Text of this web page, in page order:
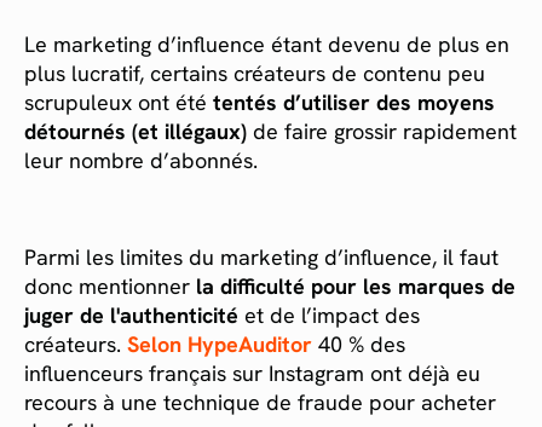
Le marketing d’influence étant devenu de plus en
plus lucratif, certains créateurs de contenu peu
scrupuleux ont été tentés d’utiliser des moyens
détournés (et illégaux) de faire grossir rapidement
leur nombre d’abonnés.
Parmi les limites du marketing d’influence, il faut
donc mentionner la difficulté pour les marques de
juger de l'authenticité et de l’impact des
créateurs. Selon HypeAuditor 40 % des
influenceurs français sur Instagram ont déjà eu
recours à une technique de fraude pour acheter